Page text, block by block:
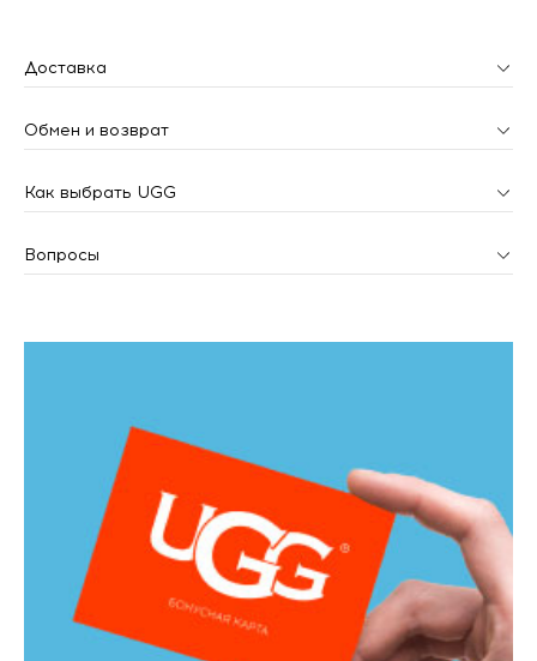
Доставка
Обмен и возврат
Как выбрать UGG
Вопросы